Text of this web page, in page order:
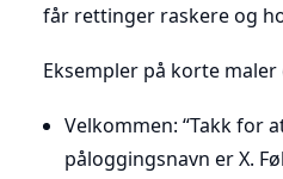
får rettinger raskere og
Eksempler på korte maler
Velkommen: “Takk for
påloggingsnavn er X.